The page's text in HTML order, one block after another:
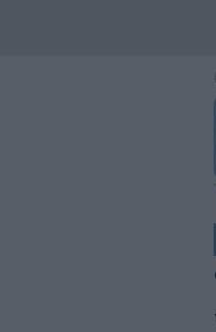
​Benzina, gasolio,